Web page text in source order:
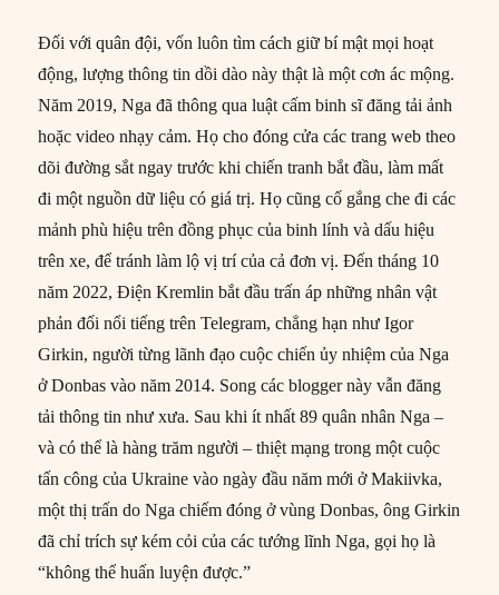
Đối với quân đội, vốn luôn tìm cách giữ bí mật mọi hoạt
động, lượng thông tin dồi dào này thật là một cơn ác mộng.
Năm 2019, Nga đã thông qua luật cấm binh sĩ đăng tải ảnh
hoặc video nhạy cảm. Họ cho đóng cửa các trang web theo
dõi đường sắt ngay trước khi chiến tranh bắt đầu, làm mất
đi một nguồn dữ liệu có giá trị. Họ cũng cố gắng che đi các
mảnh phù hiệu trên đồng phục của binh lính và dấu hiệu
trên xe, để tránh làm lộ vị trí của cả đơn vị. Đến tháng 10
năm 2022, Điện Kremlin bắt đầu trấn áp những nhân vật
phản đối nổi tiếng trên Telegram, chẳng hạn như Igor
Girkin, người từng lãnh đạo cuộc chiến ủy nhiệm của Nga
ở Donbas vào năm 2014. Song các blogger này vẫn đăng
tải thông tin như xưa. Sau khi ít nhất 89 quân nhân Nga –
và có thể là hàng trăm người – thiệt mạng trong một cuộc
tấn công của Ukraine vào ngày đầu năm mới ở Makiivka,
một thị trấn do Nga chiếm đóng ở vùng Donbas, ông Girkin
đã chỉ trích sự kém cỏi của các tướng lĩnh Nga, gọi họ là
“không thể huấn luyện được.”